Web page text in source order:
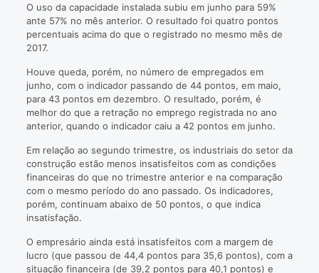
O uso da capacidade instalada subiu em junho para 59%
ante 57% no mês anterior. O resultado foi quatro pontos
percentuais acima do que o registrado no mesmo mês de
2017.
Houve queda, porém, no número de empregados em
junho, com o indicador passando de 44 pontos, em maio,
para 43 pontos em dezembro. O resultado, porém, é
melhor do que a retração no emprego registrada no ano
anterior, quando o indicador caiu a 42 pontos em junho.
Em relação ao segundo trimestre, os industriais do setor da
construção estão menos insatisfeitos com as condições
financeiras do que no trimestre anterior e na comparação
com o mesmo período do ano passado. Os indicadores,
porém, continuam abaixo de 50 pontos, o que indica
insatisfação.
O empresário ainda está insatisfeitos com a margem de
lucro (que passou de 44,4 pontos para 35,6 pontos), com a
situação financeira (de 39,2 pontos para 40,1 pontos) e